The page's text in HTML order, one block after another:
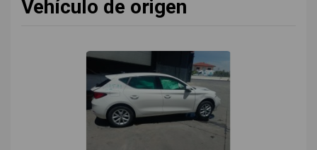
Vehículo de origen